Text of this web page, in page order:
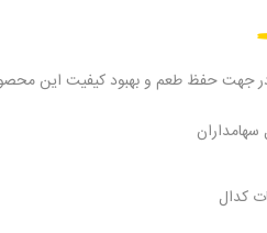
جهت حفظ طعم و بهبود کیفیت این
سهامداران
کدال